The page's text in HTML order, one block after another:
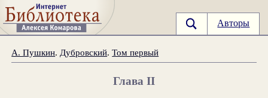
Авторы
А. Пушкин. Дубровский.Том первый
Глава II